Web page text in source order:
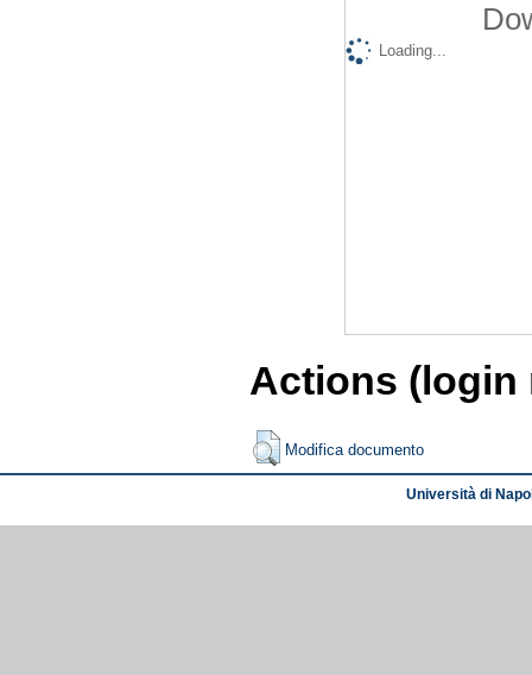
Loading...
Actions (login
Modifica documento
Università di